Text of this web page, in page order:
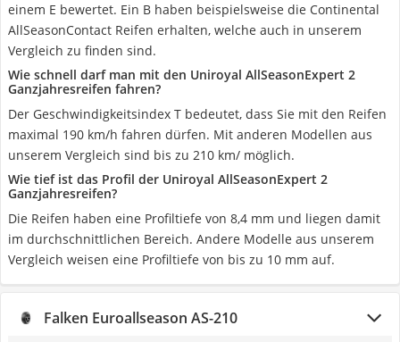
einem E bewertet. Ein B haben beispielsweise die Continental
AllSeasonContact Reifen erhalten, welche auch in unserem
Vergleich zu finden sind.
Wie schnell darf man mit den Uniroyal AllSeasonExpert 2
Ganzjahresreifen fahren?
Der Geschwindigkeitsindex T bedeutet, dass Sie mit den Reifen
maximal 190 km/h fahren dürfen. Mit anderen Modellen aus
unserem Vergleich sind bis zu 210 km/ möglich.
Wie tief ist das Profil der Uniroyal AllSeasonExpert 2
Ganzjahresreifen?
Die Reifen haben eine Profiltiefe von 8,4 mm und liegen damit
im durchschnittlichen Bereich. Andere Modelle aus unserem
Vergleich weisen eine Profiltiefe von bis zu 10 mm auf.
Falken Euroallseason AS-210